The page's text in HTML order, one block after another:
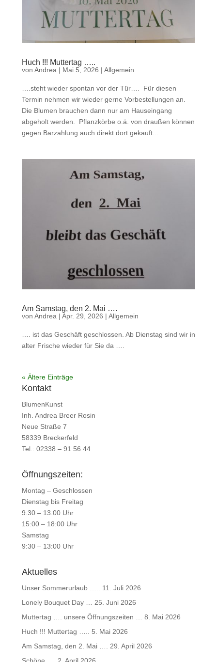
Huch !!! Muttertag …..
von Andrea | Mai 5, 2026 | Allgemein
….steht wieder spontan vor der Tür…. Für diesen
Termin nehmen wir wieder gerne Vorbestellungen an.
Die Blumen brauchen dann nur am Hauseingang
abgeholt werden. Pflanzkörbe o.ä. von draußen können
gegen Barzahlung auch direkt dort gekauft...
Am Samstag, den 2. Mai ….
von Andrea | Apr. 29, 2026 | Allgemein
…. ist das Geschäft geschlossen. Ab Dienstag sind wir in
alter Frische wieder für Sie da ….
« Ältere Einträge
Kontakt
BlumenKunst
Inh. Andrea Breer Rosin
Neue Straße 7
58339 Breckerfeld
Tel.: 02338 – 91 56 44
Öffnungszeiten:
Montag – Geschlossen
Dienstag bis Freitag
9:30 – 13:00 Uhr
15:00 – 18:00 Uhr
Samstag
9:30 – 13:00 Uhr
Aktuelles
Unser Sommerurlaub …..
11. Juli 2026
Lonely Bouquet Day …
25. Juni 2026
Muttertag …. unsere Öffnungszeiten …
8. Mai 2026
Huch !!! Muttertag …..
5. Mai 2026
Am Samstag, den 2. Mai ….
29. April 2026